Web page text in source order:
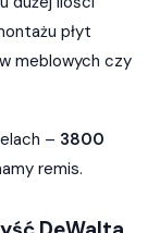
płyt
meblowych czy
– 3800
remis.